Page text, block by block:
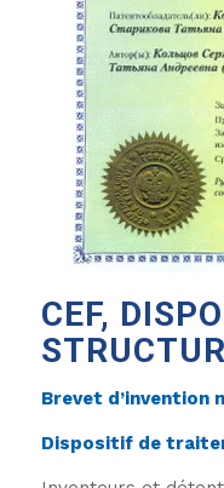
CEF,
Brevet d’invention
Dispositif de